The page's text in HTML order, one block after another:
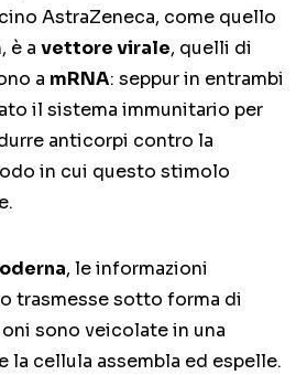
AstraZeneca, come quello
è a vettore virale, quelli di
a mRNA: seppur in entrambi
il sistema immunitario per
anticorpi contro la
in cui questo stimolo
, le informazioni
trasmesse sotto forma di
sono veicolate in una
la cellula assembla ed espelle.